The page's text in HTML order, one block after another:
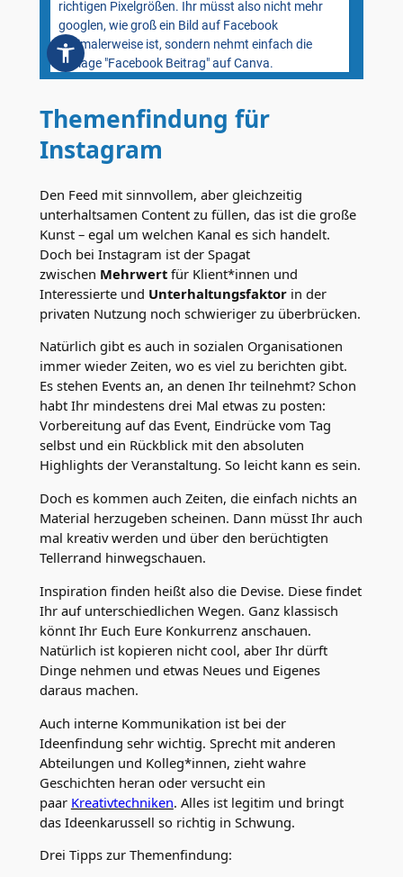
Themenfindung für
Instagram
Den Feed mit sinnvollem, aber gleichzeitig
unterhaltsamen Content zu füllen, das ist die große
Kunst – egal um welchen Kanal es sich handelt.
Doch bei Instagram ist der Spagat
zwischen Mehrwertfür Klient*innen und
Interessierte und Unterhaltungsfaktorin der
privaten Nutzung noch schwieriger zu überbrücken.
Natürlich gibt es auch in sozialen Organisationen
immer wieder Zeiten, wo es viel zu berichten gibt.
Es stehen Events an, an denen Ihr teilnehmt? Schon
habt Ihr mindestens drei Mal etwas zu posten:
Vorbereitung auf das Event, Eindrücke vom Tag
selbst und ein Rückblick mit den absoluten
Highlights der Veranstaltung. So leicht kann es sein.
Doch es kommen auch Zeiten, die einfach nichts an
Material herzugeben scheinen. Dann müsst Ihr auch
mal kreativ werden und über den berüchtigten
Tellerrand hinwegschauen.
Inspiration finden heißt also die Devise. Diese findet
Ihr auf unterschiedlichen Wegen. Ganz klassisch
könnt Ihr Euch Eure Konkurrenz anschauen.
Natürlich ist kopieren nicht cool, aber Ihr dürft
Dinge nehmen und etwas Neues und Eigenes
daraus machen.
Auch interne Kommunikation ist bei der
Ideenfindung sehr wichtig. Sprecht mit anderen
Abteilungen und Kolleg*innen, zieht wahre
Geschichten heran oder versucht ein
paar Kreativtechniken. Alles ist legitim und bringt
das Ideenkarussell so richtig in Schwung.
Drei Tipps zur Themenfindung: